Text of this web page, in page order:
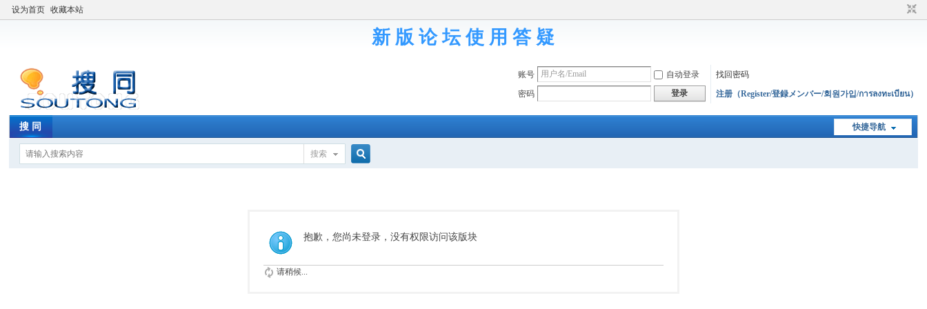
设为首页 收藏本站
新 版 论 坛 使 用 答 疑
账号 自动登录
找回密码
密码
登录 注册（Register/登録メンバー/회원가입/การลงทะเบียน）
快捷导航
搜 同
搜索
索
抱歉，您尚未登录，没有权限访问该版块
请稍候...